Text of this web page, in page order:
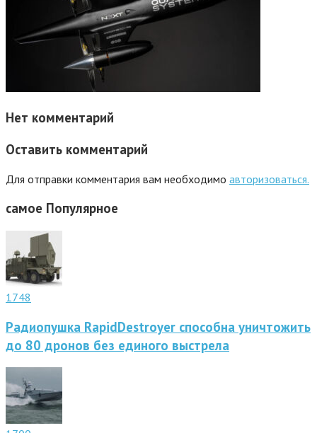
Нет комментарий
Оставить комментарий
Для отправки комментария вам необходимо авторизоваться.
самое Популярное
1748
Радиопушка RapidDestroyer способна уничтожить
до 80 дронов без единого выстрела